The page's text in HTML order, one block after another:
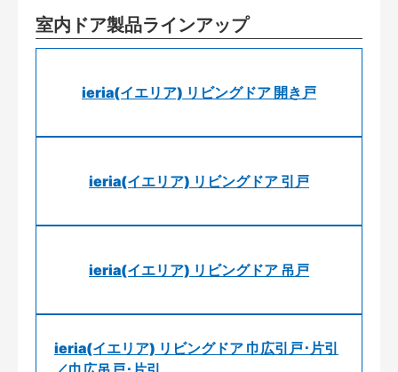
室内ドア製品ラインアップ
ieria(イエリア) リビングドア 開き戸
ieria(イエリア) リビングドア 引戸
ieria(イエリア) リビングドア 吊戸
ieria(イエリア) リビングドア 巾広引戸･片引